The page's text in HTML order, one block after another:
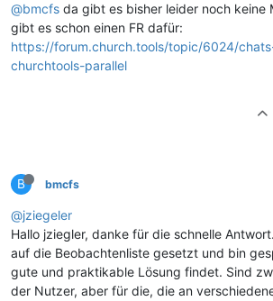
@bmcfs da gibt es bisher leider noch keine
gibt es schon einen FR dafür:
https://forum.church.tools/topic/6024/
churchtools-parallel
B bmcfs
@jziegeler
Hallo jziegler, danke für die schnelle
auf die Beobachtenliste gesetzt und bin
gute und praktikable Lösung findet. Sind
der Nutzer, aber für die, die an